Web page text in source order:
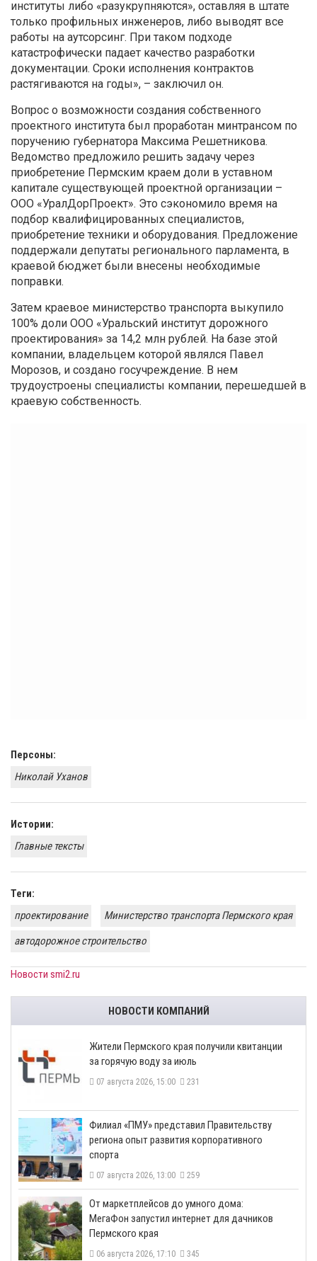
институты либо «разукрупняются», оставляя в штате
только профильных инженеров, либо выводят все
работы на аутсорсинг. При таком подходе
катастрофически падает качество разработки
документации. Сроки исполнения контрактов
растягиваются на годы», – заключил он.
Вопрос о возможности создания собственного
проектного института был проработан минтрансом по
поручению губернатора Максима Решетникова.
Ведомство предложило решить задачу через
приобретение Пермским краем доли в уставном
капитале существующей проектной организации –
ООО «УралДорПроект». Это сэкономило время на
подбор квалифицированных специалистов,
приобретение техники и оборудования. Предложение
поддержали депутаты регионального парламента, в
краевой бюджет были внесены необходимые
поправки.
Затем краевое министерство транспорта выкупило
100% доли ООО «Уральский институт дорожного
проектирования» за 14,2 млн рублей. На базе этой
компании, владельцем которой являлся Павел
Морозов, и создано госучреждение. В нем
трудоустроены специалисты компании, перешедшей в
краевую собственность.
Персоны:
Николай Уханов
Истории:
Главные тексты
Теги:
проектирование
Министерство транспорта Пермского края
автодорожное строительство
Новости smi2.ru
НОВОСТИ КОМПАНИЙ
​Жители Пермского края получили квитанции
за горячую воду за июль
07 августа 2026, 15:00 231
​Филиал «ПМУ» представил Правительству
региона опыт развития корпоративного
спорта
07 августа 2026, 13:00 259
От маркетплейсов до умного дома:
МегаФон запустил интернет для дачников
Пермского края
06 августа 2026, 17:10 345